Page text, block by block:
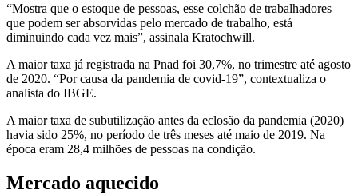
“Mostra que o estoque de pessoas, esse colchão de trabalhadores
que podem ser absorvidas pelo mercado de trabalho, está
diminuindo cada vez mais”, assinala Kratochwill.
A maior taxa já registrada na Pnad foi 30,7%, no trimestre até agosto
de 2020. “Por causa da pandemia de covid-19”, contextualiza o
analista do IBGE.
A maior taxa de subutilização antes da eclosão da pandemia (2020)
havia sido 25%, no período de três meses até maio de 2019. Na
época eram 28,4 milhões de pessoas na condição.
Mercado aquecido